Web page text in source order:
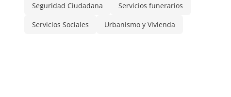
Seguridad Ciudadana Servicios funerarios
Servicios Sociales Urbanismo y Vivienda